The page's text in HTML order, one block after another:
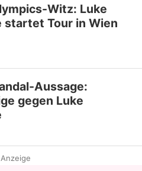
Witz: Luke
startet Tour in Wien
Aussage:
gegen Luke
Anzeige